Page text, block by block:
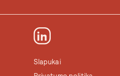
Slapukai